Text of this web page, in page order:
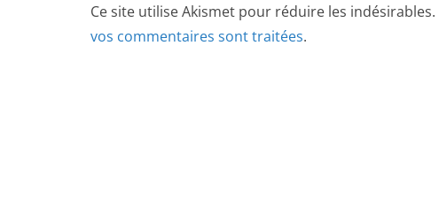
Ce site utilise Akismet pour réduire les indésirables.
vos commentaires sont traitées.